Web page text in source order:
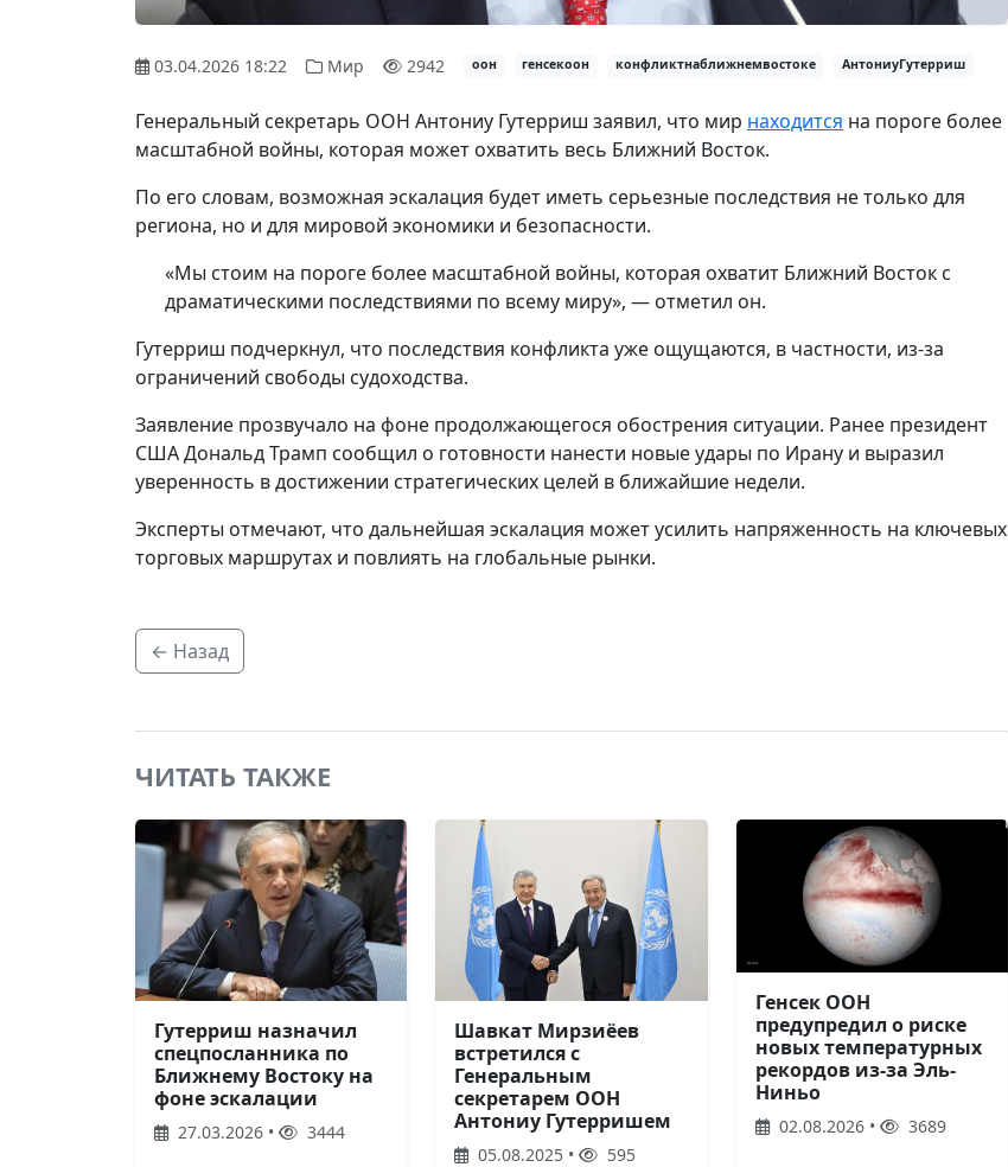
03.04.2026 18:22 Мир 2942 оон генсекоон конфликтнаближнемвостоке АнтониуГутерриш
Генеральный секретарь ООН Антониу Гутерриш заявил, что мир находится на пороге более
масштабной войны, которая может охватить весь Ближний Восток.
По его словам, возможная эскалация будет иметь серьезные последствия не только для
региона, но и для мировой экономики и безопасности.
«Мы стоим на пороге более масштабной войны, которая охватит Ближний Восток с
драматическими последствиями по всему миру», — отметил он.
Гутерриш подчеркнул, что последствия конфликта уже ощущаются, в частности, из-за
ограничений свободы судоходства.
Заявление прозвучало на фоне продолжающегося обострения ситуации. Ранее президент
США Дональд Трамп сообщил о готовности нанести новые удары по Ирану и выразил
уверенность в достижении стратегических целей в ближайшие недели.
Эксперты отмечают, что дальнейшая эскалация может усилить напряженность на ключевых
торговых маршрутах и повлиять на глобальные рынки.
← Назад
ЧИТАТЬ ТАКЖЕ
Гутерриш назначил
спецпосланника по
Ближнему Востоку на
фоне эскалации
27.03.2026 • 3444
Шавкат Мирзиёев
встретился с
Генеральным
секретарем ООН
Антониу Гутерришем
05.08.2025 • 595
Генсек ООН
предупредил о риске
новых температурных
рекордов из-за Эль-
Ниньо
02.08.2026 • 3689